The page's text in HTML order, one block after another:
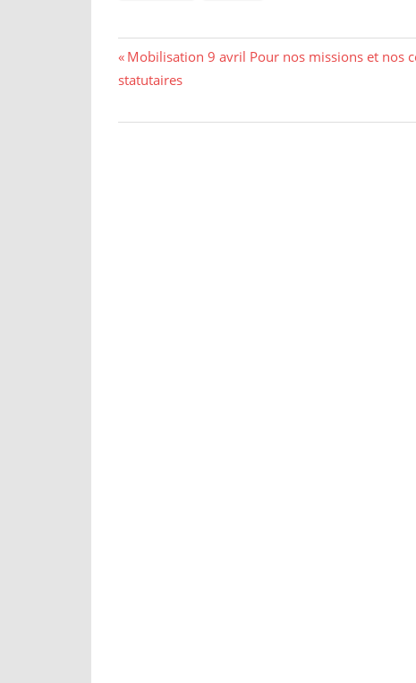
Navigation
de
l’article
Previous
Post:
Mobilisation 9 avril Pour nos missions et nos
statutaires